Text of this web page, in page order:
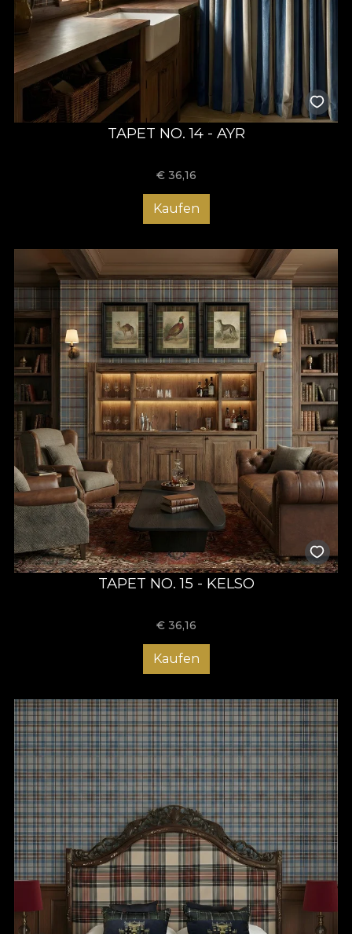
TAPET NO. 14 - AYR
€ 36,16
Kaufen
TAPET NO. 15 - KELSO
€ 36,16
Kaufen